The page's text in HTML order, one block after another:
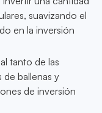
suavizando el
en la inversión
tanto de las
ballenas y
de inversión